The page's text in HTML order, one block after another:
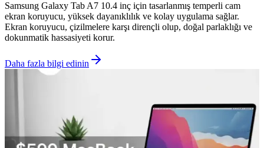
Samsung Galaxy Tab A7 10.4 inç için tasarlanmış temperli cam
ekran koruyucu, yüksek dayanıklılık ve kolay uygulama sağlar.
Ekran koruyucu, çizilmelere karşı dirençli olup, doğal parlaklığı ve
dokunmatik hassasiyeti korur.
Daha fazla bilgi edinin